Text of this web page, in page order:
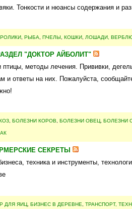
Тонкости и нюансы содержания и
РЫБА ПЧЕЛЫ КОШКИ ЛОШАДИ,
"ДОКТОР АЙБОЛИТ"
птицы, методы лечения. Прививки,
и ответы на них. Пожалуйста,
БОЛЕЗНИ КОРОВ БОЛЕЗНИ ОВЕЦ БОЛЕЗНИ
СЕКРЕТЫ
техника и инструменты,
ДЛЯ ЯИЦ БИЗНЕС В ДЕРЕВНЕ ТРАНСПОРТ,